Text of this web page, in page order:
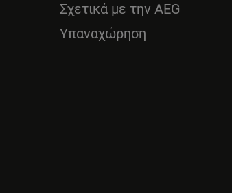
Σχετικά με την AEG
Υπαναχώρηση